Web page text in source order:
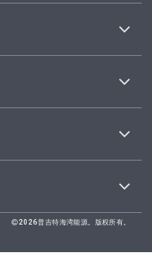
2026普吉特海湾能源。版权所有。